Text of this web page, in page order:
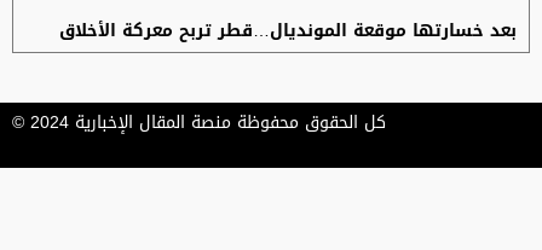
بعد خسارتها موقعة المونديال…قطر تربح معركة الأخلاق
كل الحقوق محفوظة منصة المقال الإخبارية 2024 ©